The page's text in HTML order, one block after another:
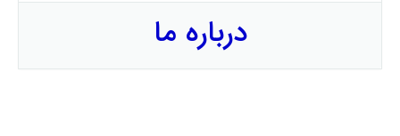
درباره ما